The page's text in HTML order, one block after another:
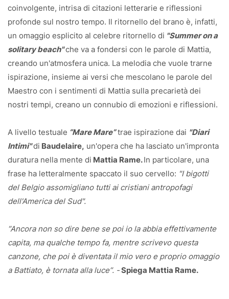
coinvolgente, intrisa di citazioni letterarie e riflessioni
profonde sul nostro tempo. Il ritornello del brano è, infatti,
un omaggio esplicito al celebre ritornello di "Summer on a
solitary beach"che va a fondersi con le parole di Mattia,
creando un'atmosfera unica. La melodia che vuole trarne
ispirazione, insieme ai versi che mescolano le parole del
Maestro con i sentimenti di Mattia sulla precarietà dei
nostri tempi, creano un connubio di emozioni e riflessioni.
A livello testuale “Mare Mare”trae ispirazione dai "Diari
Intimi"di Baudelaire, un'opera che ha lasciato un'impronta
duratura nella mente di Mattia Rame.In particolare, una
frase ha letteralmente spaccato il suo cervello: "I bigotti
del Belgio assomigliano tutti ai cristiani antropofagi
dell'America del Sud".
“Ancora non so dire bene se poi io la abbia effettivamente
capita, ma qualche tempo fa, mentre scrivevo questa
canzone, che poi è diventata il mio vero e proprio omaggio
a Battiato, è tornata alla luce”. -Spiega Mattia Rame.